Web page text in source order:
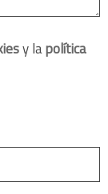
y lapolítica